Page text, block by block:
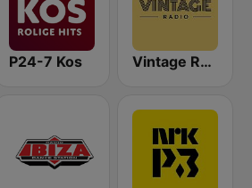
P24-7 Kos Vintage Radio